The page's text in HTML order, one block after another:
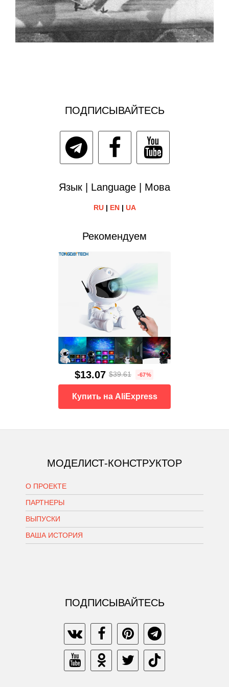
ПОДПИСЫВАЙТЕСЬ
Язык | Language | Мова
RU| EN| UA
Рекомендуем
$13.07 $39.61 -67%
Купить на AliExpress
МОДЕЛИСТ-КОНСТРУКТОР
О ПРОЕКТЕ
ПАРТНЕРЫ
ВЫПУСКИ
ВАША ИСТОРИЯ
ПОДПИСЫВАЙТЕСЬ